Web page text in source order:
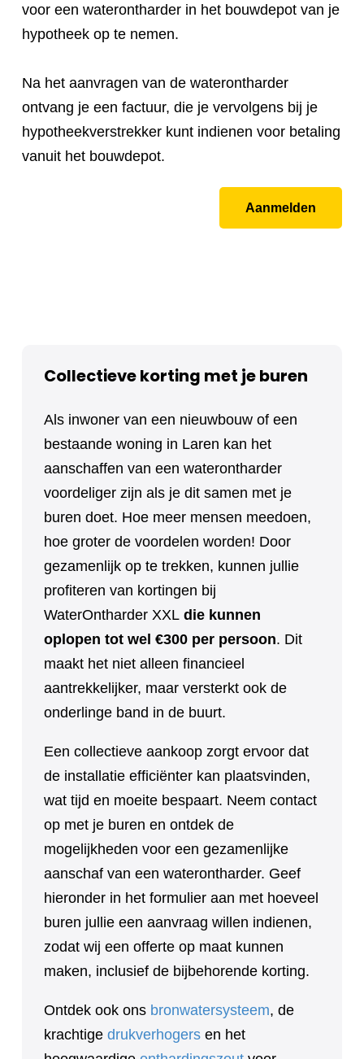
voor een waterontharder in het bouwdepot van je
hypotheek op te nemen.
Na het aanvragen van de waterontharder
ontvang je een factuur, die je vervolgens bij je
hypotheekverstrekker kunt indienen voor betaling
vanuit het bouwdepot.
Aanmelden
Collectieve korting met je buren
Als inwoner van een nieuwbouw of een
bestaande woning in Laren kan het
aanschaffen van een waterontharder
voordeliger zijn als je dit samen met je
buren doet. Hoe meer mensen meedoen,
hoe groter de voordelen worden! Door
gezamenlijk op te trekken, kunnen jullie
profiteren van kortingen bij
WaterOntharder XXL die kunnen
oplopen tot wel €300 per persoon. Dit
maakt het niet alleen financieel
aantrekkelijker, maar versterkt ook de
onderlinge band in de buurt.
Een collectieve aankoop zorgt ervoor dat
de installatie efficiënter kan plaatsvinden,
wat tijd en moeite bespaart. Neem contact
op met je buren en ontdek de
mogelijkheden voor een gezamenlijke
aanschaf van een waterontharder. Geef
hieronder in het formulier aan met hoeveel
buren jullie een aanvraag willen indienen,
zodat wij een offerte op maat kunnen
maken, inclusief de bijbehorende korting.
Ontdek ook ons bronwatersysteem, de
krachtige drukverhogers en het